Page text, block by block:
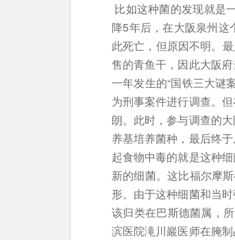
比如这种菌的发现就是
降5年后，在大阪泉州这
此死亡，但原因不明。
售的青鱼干，因此大阪
一年发生的“国铁三大谜
为刑事案件进行调查。
朗。此时，参与调查的
养基培养菌种，最后终
起食物中毒的就是这种
新的细菌。这比福尔摩
形。由于这种细菌和当
该归类在巴斯德菌属，
滨医院滝川巖医师在腌